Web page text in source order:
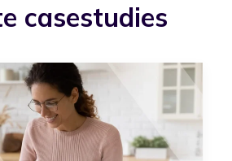
casestudies